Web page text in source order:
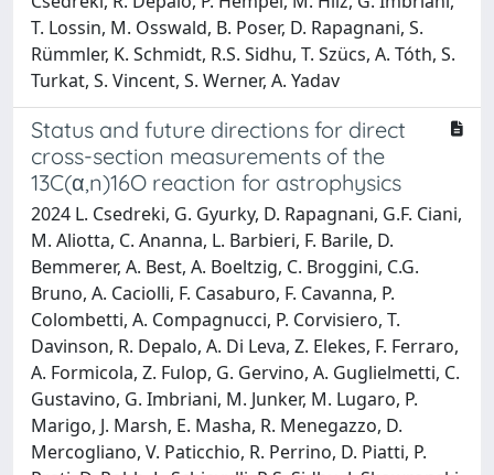
T. Lossin, M. Osswald, B. Poser, D. Rapagnani, S.
Rümmler, K. Schmidt, R.S. Sidhu, T. Szücs, A. Tóth, S.
Turkat, S. Vincent, S. Werner, A. Yadav
Status and future directions for direct
cross-section measurements of the
13C(α,n)16O reaction for astrophysics
2024 L. Csedreki, G. Gyurky, D. Rapagnani, G.F. Ciani,
M. Aliotta, C. Ananna, L. Barbieri, F. Barile, D.
Bemmerer, A. Best, A. Boeltzig, C. Broggini, C.G.
Bruno, A. Caciolli, F. Casaburo, F. Cavanna, P.
Colombetti, A. Compagnucci, P. Corvisiero, T.
Davinson, R. Depalo, A. Di Leva, Z. Elekes, F. Ferraro,
A. Formicola, Z. Fulop, G. Gervino, A. Guglielmetti, C.
Gustavino, G. Imbriani, M. Junker, M. Lugaro, P.
Marigo, J. Marsh, E. Masha, R. Menegazzo, D.
Mercogliano, V. Paticchio, R. Perrino, D. Piatti, P.